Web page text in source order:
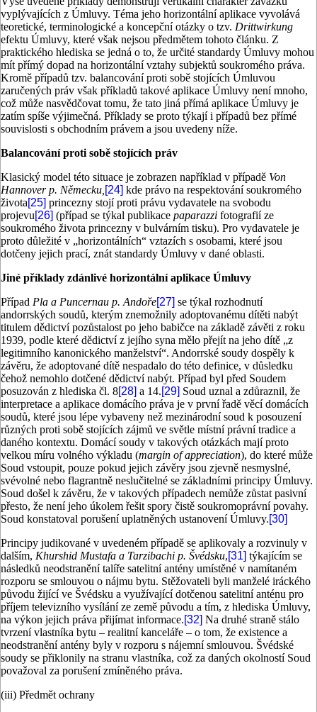
vyplývajících z Úmluvy. Téma jeho horizontální aplikace vyvolává
teoretické, terminologické a koncepční otázky o tzv. Drittwirkung
efektu Úmluvy, které však nejsou předmětem tohoto článku. Z
praktického hlediska se jedná o to, že určité standardy Úmluvy mohou
mít přímý dopad na horizontální vztahy subjektů soukromého práva.
Kromě případů tzv. balancování proti sobě stojících Úmluvou
zaručených práv však příkladů takové aplikace Úmluvy není mnoho,
což může nasvědčovat tomu, že tato jiná přímá aplikace Úmluvy je
zatím spíše výjimečná. Příklady se proto týkají i případů bez přímé
souvislosti s obchodním právem a jsou uvedeny níže.
Balancování proti sobě stojících práv
Klasický model této situace je zobrazen například v případě Von
Hannover p. Německu, [24] kde právo na respektování soukromého
života[25] princezny stojí proti právu vydavatele na svobodu
projevu[26] (případ se týkal publikace paparazzi fotografií ze
soukromého života princezny v bulvárním tisku). Pro vydavatele je
proto důležité v „horizontálních“ vztazích s osobami, které jsou
dotčeny jejich prací, znát standardy Úmluvy v dané oblasti.
Jiné příklady zdánlivé horizontální aplikace Úmluvy
Případ Pla a Puncernau p. Andoře[27] se týkal rozhodnutí
andorrských soudů, kterým znemožnily adoptovanému dítěti nabýt
titulem dědictví pozůstalost po jeho babičce na základě závěti z roku
1939, podle které dědictví z jejího syna mělo přejít na jeho dítě „z
legitimního kanonického manželství“. Andorrské soudy dospěly k
závěru, že adoptované dítě nespadalo do této definice, v důsledku
čehož nemohlo dotčené dědictví nabýt. Případ byl před Soudem
posuzován z hlediska čl. 8[28] a 14.[29] Soud uznal a zdůraznil, že
interpretace a aplikace domácího práva je v první řadě věcí domácích
soudů, které jsou lépe vybaveny než mezinárodní soud k posouzení
různých proti sobě stojících zájmů ve světle místní právní tradice a
daného kontextu. Domácí soudy v takových otázkách mají proto
velkou míru volného výkladu (margin of appreciation), do které může
Soud vstoupit, pouze pokud jejich závěry jsou zjevně nesmyslné,
svévolné nebo flagrantně neslučitelné se základními principy Úmluvy.
Soud došel k závěru, že v takových případech nemůže zůstat pasivní
přesto, že není jeho úkolem řešit spory čistě soukromoprávní povahy.
Soud konstatoval porušení uplatněných ustanovení Úmluvy.[30]
Principy judikované v uvedeném případě se aplikovaly a rozvinuly v
dalším, Khurshid Mustafa a Tarzibachi p. Švédsku,[31] týkajícím se
následků neodstranění talíře satelitní antény umístěné v namítaném
rozporu se smlouvou o nájmu bytu. Stěžovateli byli manželé iráckého
původu žijící ve Švédsku a využívající dotčenou satelitní anténu pro
příjem televizního vysílání ze země původu a tím, z hlediska Úmluvy,
na výkon jejich práva přijímat informace.[32] Na druhé straně stálo
tvrzení vlastníka bytu – realitní kanceláře – o tom, že existence a
neodstranění antény byly v rozporu s nájemní smlouvou. Švédské
soudy se přiklonily na stranu vlastníka, což za daných okolností Soud
považoval za porušení zmíněného práva.
(iii) Předmět ochrany